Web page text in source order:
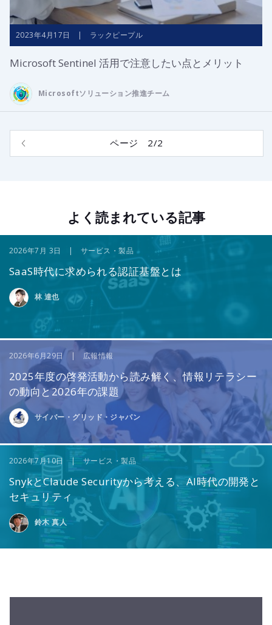
2023年4月17日 | ラックピープル
Microsoft Sentinel 活用で注意したい点とメリット
Microsoftソリューション推進チーム
ページ 2/2
よく読まれている記事
2026年7月 3日 | サービス・製品
SaaS時代に求められる認証基盤とは
林 達也
2026年6月29日 | 広報情報
2025年度の啓発活動から読み解く、情報リテラシー
の動向と2026年の課題
サイバー・グリッド・ジャパン
2026年7月10日 | サービス・製品
SnykとClaude Securityから考える、AI時代の開発と
セキュリティ
鈴木 真人